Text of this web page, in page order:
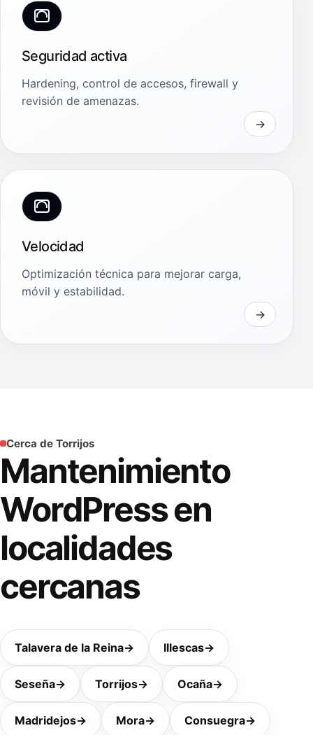
Seguridad activa
Hardening, control de accesos, firewall y
revisión de amenazas.
Velocidad
Optimización técnica para mejorar carga,
móvil y estabilidad.
Cerca de Torrijos
Mantenimiento
WordPress en
localidades
cercanas
Talavera de la Reina→ Illescas→
Seseña→ Torrijos→ Ocaña→
Madridejos→ Mora→ Consuegra→